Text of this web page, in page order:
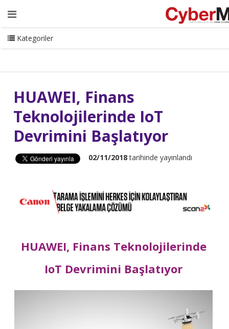
Ana Sayfa Editörden
Yazarlar
Danışmanlık
ISC Turkey Sizden Gelenler
İletişim
CyberMag Logo
Kategoriler
HUAWEI, Finans
Teknolojilerinde IoT
Devrimini Başlatıyor
02/11/2018tarihinde yayınlandı
HUAWEI, Finans Teknolojilerinde
IoT Devrimini Başlatıyor